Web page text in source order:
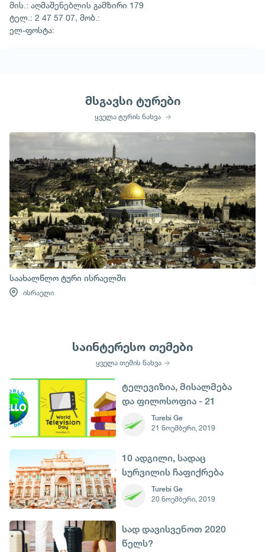
მის.: აღმაშენებლის გამზირი 179
ტელ.: 2 47 57 07, მობ.:
ელ-ფოსტა:
მსგავსი ტურები
ყველა ტურის ნახვა
საახალწლო ტური ისრაელში
ისრაელი
საინტერესო თემები
ყველა თემის ნახვა
ტელევიზია, მისალმება
და ფილოსოფია - 21
ნოემბერი.
Turebi Ge
21 ნოემბერი, 2019
10 ადგილი, სადაც
სურვილის ჩაფიქრება
შეგიძლია
Turebi Ge
20 ნოემბერი, 2019
სად დავისვენოთ 2020
წელს?